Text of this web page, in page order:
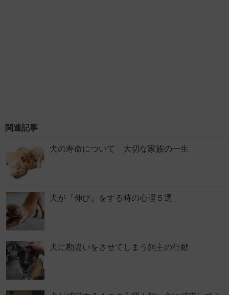
関連記事
犬の寿命について 大切な家族の一生
犬が『伸び』をする時の心理５選
犬に勘違いをさせてしまう飼主の行動